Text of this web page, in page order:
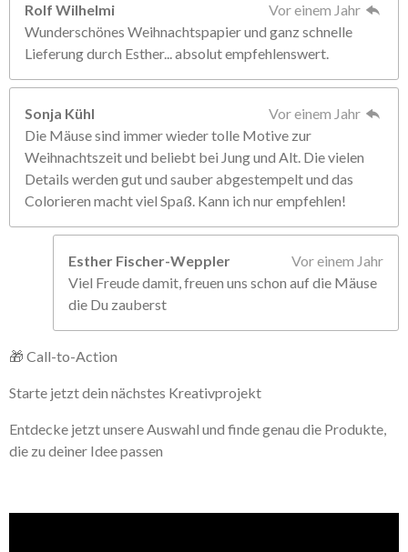
Rolf Wilhelmi
Vor einem Jahr
Wunderschönes Weihnachtspapier und ganz schnelle
Lieferung durch Esther... absolut empfehlenswert.
Sonja Kühl
Vor einem Jahr
Die Mäuse sind immer wieder tolle Motive zur
Weihnachtszeit und beliebt bei Jung und Alt. Die vielen
Details werden gut und sauber abgestempelt und das
Colorieren macht viel Spaß. Kann ich nur empfehlen!
Esther Fischer-Weppler
Vor einem Jahr
Viel Freude damit, freuen uns schon auf die Mäuse
die Du zauberst
🎁 Call-to-Action
Starte jetzt dein nächstes Kreativprojekt
Entdecke jetzt unsere Auswahl und finde genau die Produkte,
die zu deiner Idee passen